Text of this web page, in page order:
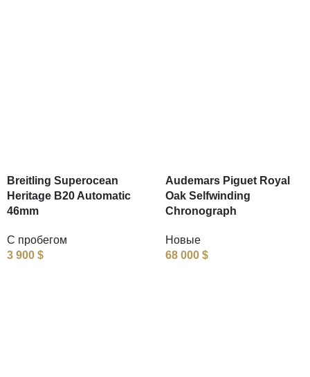
Breitling Superocean
Heritage B20 Automatic
46mm
С пробегом
3 900 $
Audemars Piguet Royal
Oak Selfwinding
Chronograph
Новые
68 000 $